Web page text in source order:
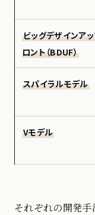
ビッグデザインア
ロント（BDUF）
スパイラルモデル
Vモデル
それぞれの開発